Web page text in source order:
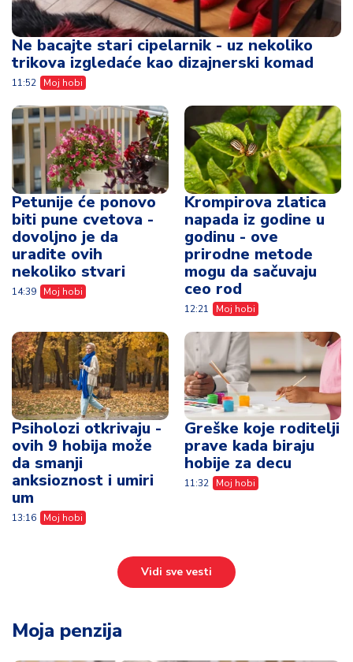
Ne bacajte stari cipelarnik - uz nekoliko
trikova izgledaće kao dizajnerski komad
11:52 Moj hobi
Petunije će ponovo
biti pune cvetova -
dovoljno je da
uradite ovih
nekoliko stvari
14:39 Moj hobi
Krompirova zlatica
napada iz godine u
godinu - ove
prirodne metode
mogu da sačuvaju
ceo rod
12:21 Moj hobi
Psiholozi otkrivaju -
ovih 9 hobija može
da smanji
anksioznost i umiri
um
13:16 Moj hobi
Greške koje roditelji
prave kada biraju
hobije za decu
11:32 Moj hobi
Vidi sve vesti
Moja penzija